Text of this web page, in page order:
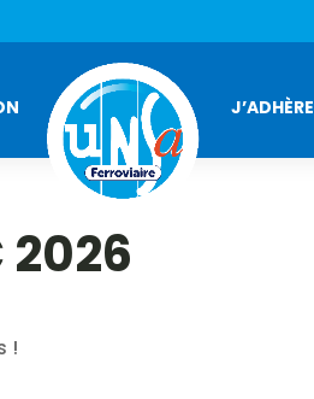
J’ADHÈRE
!